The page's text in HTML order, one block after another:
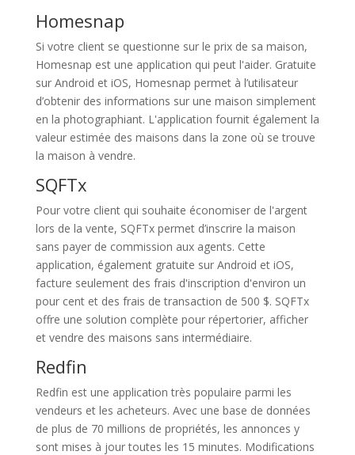
Homesnap
Si votre client se questionne sur le prix de sa maison,
Homesnap est une application qui peut l'aider. Gratuite
sur Android et iOS, Homesnap permet à l’utilisateur
d’obtenir des informations sur une maison simplement
en la photographiant. L'application fournit également la
valeur estimée des maisons dans la zone où se trouve
la maison à vendre.
SQFTx
Pour votre client qui souhaite économiser de l'argent
lors de la vente, SQFTx permet d’inscrire la maison
sans payer de commission aux agents. Cette
application, également gratuite sur Android et iOS,
facture seulement des frais d'inscription d'environ un
pour cent et des frais de transaction de 500 $. SQFTx
offre une solution complète pour répertorier, afficher
et vendre des maisons sans intermédiaire.
Redfin
Redfin est une application très populaire parmi les
vendeurs et les acheteurs. Avec une base de données
de plus de 70 millions de propriétés, les annonces y
sont mises à jour toutes les 15 minutes. Modifications